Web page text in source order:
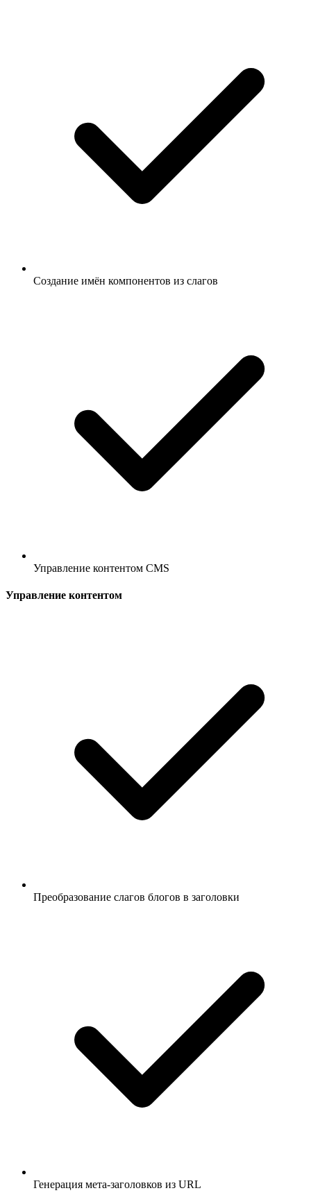
Создание имён компонентов из слагов
Управление контентом CMS
Управление контентом
Преобразование слагов блогов в заголовки
Генерация мета-заголовков из URL